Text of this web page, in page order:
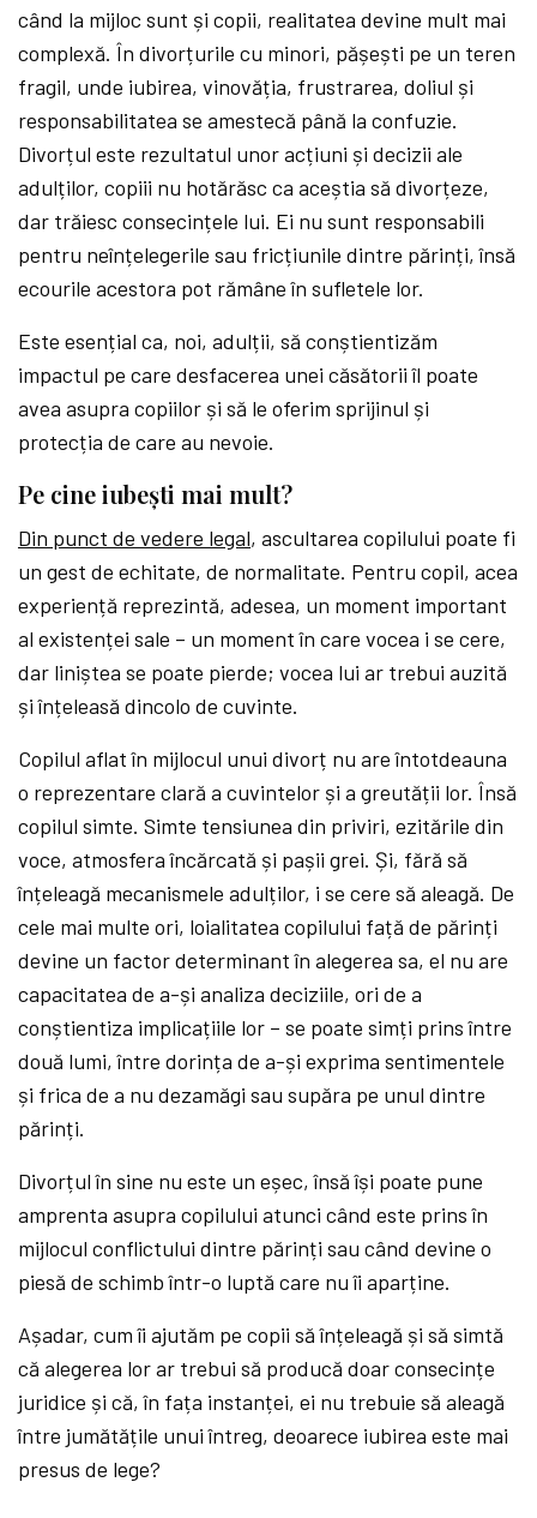
când la mijloc sunt și copii, realitatea devine mult mai
complexă. În divorțurile cu minori, pășești pe un teren
fragil, unde iubirea, vinovăția, frustrarea, doliul și
responsabilitatea se amestecă până la confuzie.
Divorțul este rezultatul unor acțiuni și decizii ale
adulților, copiii nu hotărăsc ca aceștia să divorțeze,
dar trăiesc consecințele lui. Ei nu sunt responsabili
pentru neînțelegerile sau fricțiunile dintre părinți, însă
ecourile acestora pot rămâne în sufletele lor.
Este esențial ca, noi, adulții, să conștientizăm
impactul pe care desfacerea unei căsătorii îl poate
avea asupra copiilor și să le oferim sprijinul și
protecția de care au nevoie.
Pe cine iubești mai mult?
Din punct de vedere legal, ascultarea copilului poate fi
un gest de echitate, de normalitate. Pentru copil, acea
experiență reprezintă, adesea, un moment important
al existenței sale – un moment în care vocea i se cere,
dar liniștea se poate pierde; vocea lui ar trebui auzită
și înțeleasă dincolo de cuvinte.
Copilul aflat în mijlocul unui divorț nu are întotdeauna
o reprezentare clară a cuvintelor și a greutății lor. Însă
copilul simte. Simte tensiunea din priviri, ezitările din
voce, atmosfera încărcată și pașii grei. Și, fără să
înțeleagă mecanismele adulților, i se cere să aleagă. De
cele mai multe ori, loialitatea copilului față de părinți
devine un factor determinant în alegerea sa, el nu are
capacitatea de a-și analiza deciziile, ori de a
conștientiza implicațiile lor – se poate simți prins între
două lumi, între dorința de a-și exprima sentimentele
și frica de a nu dezamăgi sau supăra pe unul dintre
părinți.
Divorțul în sine nu este un eșec, însă își poate pune
amprenta asupra copilului atunci când este prins în
mijlocul conflictului dintre părinți sau când devine o
piesă de schimb într-o luptă care nu îi aparține.
Așadar, cum îi ajutăm pe copii să înțeleagă și să simtă
că alegerea lor ar trebui să producă doar consecințe
juridice și că, în fața instanței, ei nu trebuie să aleagă
între jumătățile unui întreg, deoarece iubirea este mai
presus de lege?